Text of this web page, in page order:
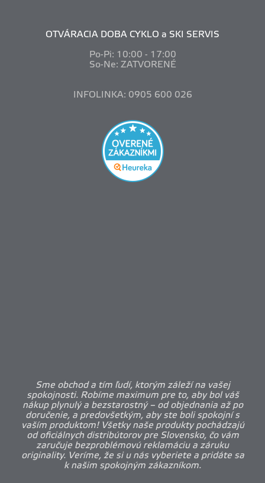
OTVÁRACIA DOBA CYKLO a SKI SERVIS
Po-Pi: 10:00 - 17:00
So-Ne: ZATVORENÉ
INFOLINKA: 0905 600 026
Sme obchod a tím ľudí, ktorým záleží na vašej
spokojnosti. Robíme maximum pre to, aby bol váš
nákup plynulý a bezstarostný – od objednania až po
doručenie, a predovšetkým, aby ste boli spokojní s
vaším produktom! Všetky naše produkty pochádzajú
od oficiálnych distribútorov pre Slovensko, čo vám
zaručuje bezproblémovú reklamáciu a záruku
originality. Veríme, že si u nás vyberiete a pridáte sa
k našim spokojným zákazníkom.